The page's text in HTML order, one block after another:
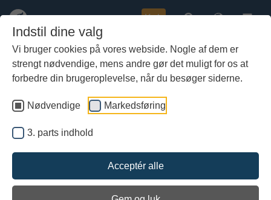
Indstil dine valg
Vi bruger cookies på vores webside. Nogle af dem er
strengt nødvendige, mens andre gør det muligt for os at
forbedre din brugeroplevelse, når du besøger siderne.
Nødvendige Markedsføring
3. parts indhold
Acceptér alle
indhold
Køb
Skibets logbog
Af skipper Vibeke Bischoff
En blog med uddrag fra Havhingstens logbog, der beskriver
kurs, vejrforhold og sejladsens forløb.